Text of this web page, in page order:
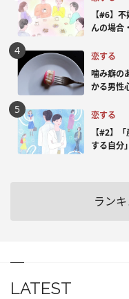
【#6】
んの場合
恋する
噛み癖の
かる男性
恋する
【#2】
する自分
ラン
LATEST